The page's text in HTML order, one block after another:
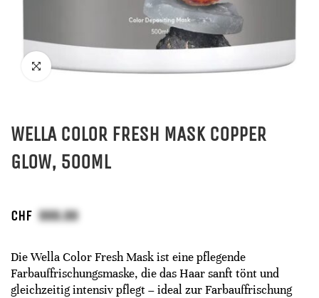
WELLA COLOR FRESH MASK COPPER
GLOW, 500ML
CHF
Die Wella Color Fresh Mask ist eine pflegende
Farbauffrischungsmaske, die das Haar sanft tönt und
gleichzeitig intensiv pflegt – ideal zur Farbauffrischung